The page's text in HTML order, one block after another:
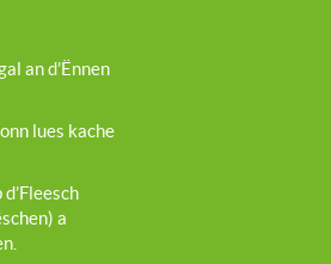
an d’Ënnen
lues kache
a